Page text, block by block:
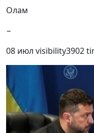
Олам
−
08 июл visibility3902